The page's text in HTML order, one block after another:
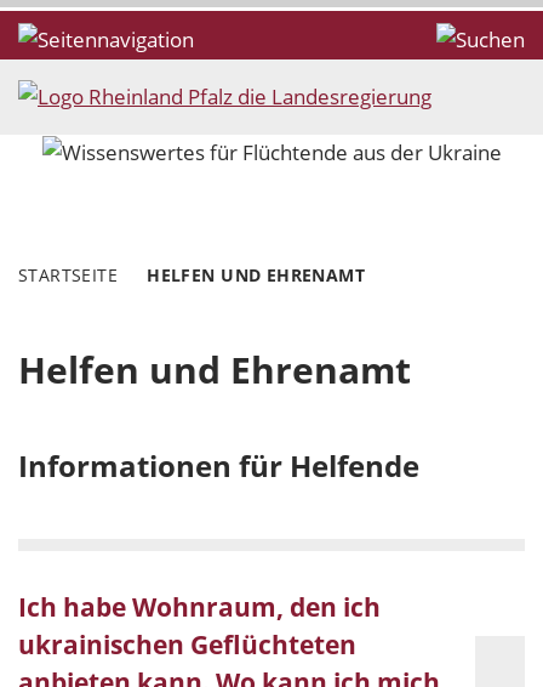
STARTSEITE HELFEN UND EHRENAMT
Helfen und Ehrenamt
Informationen für Helfende
Ich habe Wohnraum, den ich
ukrainischen Geflüchteten